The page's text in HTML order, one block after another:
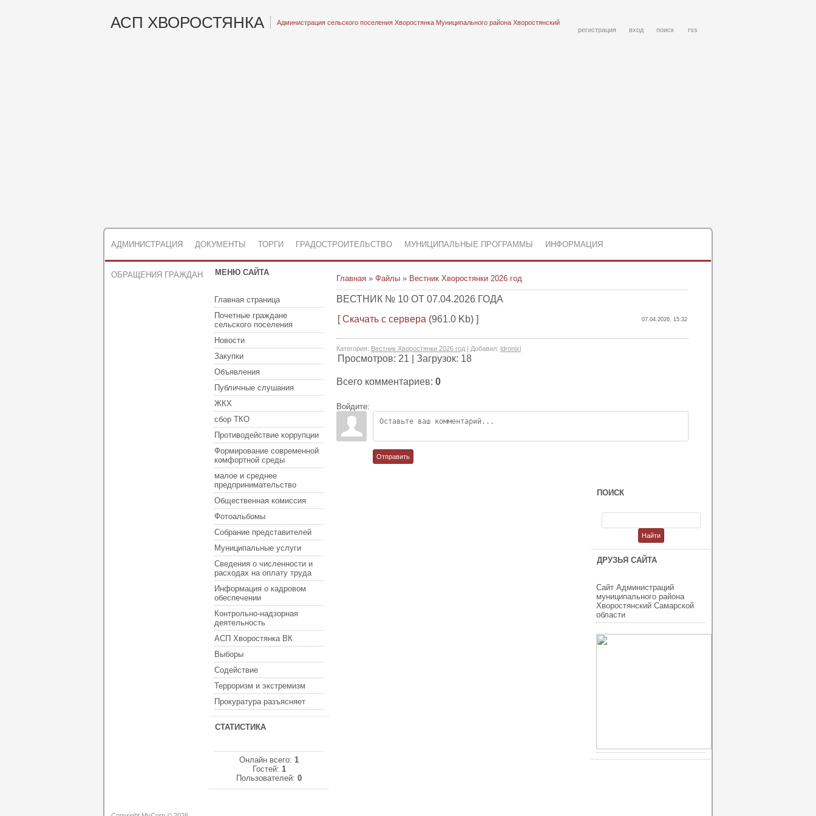
АСП ХВОРОСТЯНКА
Администрация сельского поселения Хворостянка Муниципального района Хворостянский
регистрация
вход поиск rss
АДМИНИСТРАЦИЯ ДОКУМЕНТЫ ТОРГИ ГРАДОСТРОИТЕЛЬСТВО МУНИЦИПАЛЬНЫЕ ПРОГРАММЫ ИНФОРМАЦИЯ
ОБРАЩЕНИЯ ГРАЖДАН МЕНЮ САЙТА
Главная страница
Почетные граждане
сельского поселения
Новости
Закупки
Объявления
Публичные слушания
ЖКХ
сбор ТКО
Противодействие коррупции
Формирование современной
комфортной среды
малое и среднее
предпринимательство
Общественная комиссия
Фотоальбомы
Собрание представителей
Муниципальные услуги
Сведения о численности и
расходах на оплату труда
Информация о кадровом
обеспечении
Контрольно-надзорная
деятельность
АСП Хворостянка ВК
Выборы
Содействие
Терроризм и экстремизм
Прокуратура разъясняет
СТАТИСТИКА
Онлайн всего: 1
Гостей: 1
Пользователей: 0
Главная » Файлы » Вестник Хворостянки 2026 год
ВЕСТНИК № 10 ОТ 07.04.2026 ГОДА
[Скачать с сервера (961.0 Kb) ] 07.04.2026, 15:32
Категория: Вестник Хворостянки 2026 год | Добавил: ldronixl
Просмотров: 21 Загрузок: 18
Всего комментариев: 0
Войдите:
Отправить
ПОИСК
ДРУЗЬЯ САЙТА
Сайт Администраций
муниципального района
Хворостянский Самарской
области